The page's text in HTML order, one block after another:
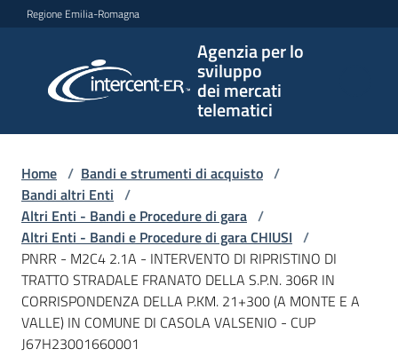
Vai al contenuto
Vai alla navigazione
Vai al footer
Regione Emilia-Romagna
Agenzia per lo
sviluppo
dei mercati
telematici
per lo
sviluppo
telematici
L'Agenzia
Bandi
e
Home / Bandi e strumenti di acquisto /
Bandi altri Enti /
Altri Enti - Bandi e Procedure di gara /
Altri Enti - Bandi e Procedure di gara CHIUSI /
PNRR - M2C4 2.1A - INTERVENTO DI RIPRISTINO DI
TRATTO STRADALE FRANATO DELLA S.P.N. 306R IN
CORRISPONDENZA DELLA P.KM. 21+300 (A MONTE E A
VALLE) IN COMUNE DI CASOLA VALSENIO - CUP
J67H23001660001